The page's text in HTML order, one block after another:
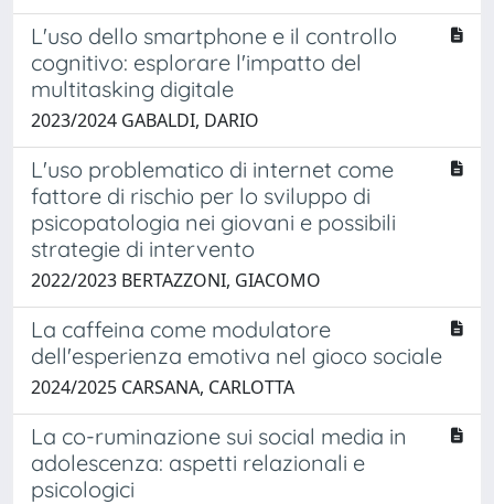
L'uso dello smartphone e il controllo
cognitivo: esplorare l'impatto del
multitasking digitale
2023/2024 GABALDI, DARIO
L'uso problematico di internet come
fattore di rischio per lo sviluppo di
psicopatologia nei giovani e possibili
strategie di intervento
2022/2023 BERTAZZONI, GIACOMO
La caffeina come modulatore
dell'esperienza emotiva nel gioco sociale
2024/2025 CARSANA, CARLOTTA
La co-ruminazione sui social media in
adolescenza: aspetti relazionali e
psicologici